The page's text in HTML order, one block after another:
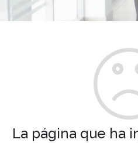
La página que ha